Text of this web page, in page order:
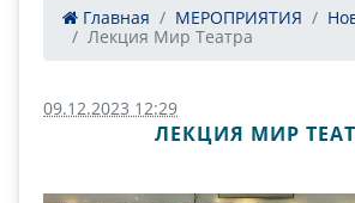
Главная МЕРОПРИЯТИЯ
Лекция Мир Театра
09.12.2023 12:29
ЛЕКЦИЯ МИР